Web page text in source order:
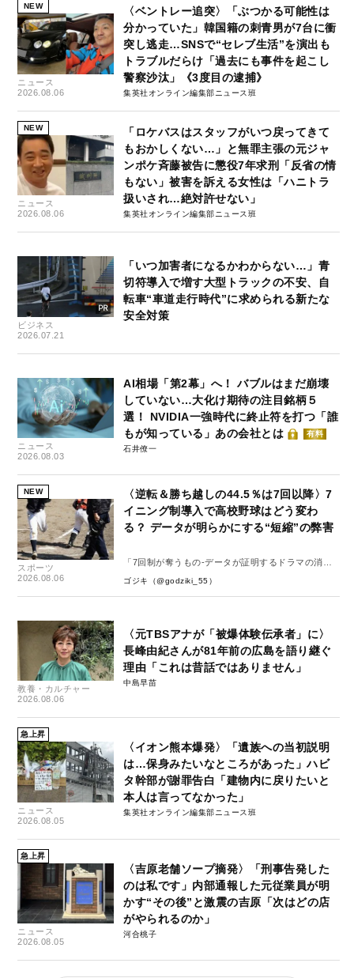
NEW
ニュース
2026.08.06
〈ベントレー追突〉「ぶつかる可能性は
分かっていた」韓国籍の刺青男が7台に衝
突し逃走…SNSで“セレブ生活”を演出も
トラブルだらけ「過去にも事件を起こし
警察沙汰」《3度目の逮捕》
集英社オンライン編集部ニュース班
NEW
ニュース
2026.08.06
「ロケバスはスタッフがいつ戻ってきて
もおかしくない…」と無罪主張の元ジャ
ンポケ斉藤被告に懲役7年求刑「反省の情
もない」被害を訴える女性は「ハニトラ
扱いされ…絶対許せない」
集英社オンライン編集部ニュース班
ビジネス
2026.07.21
「いつ加害者になるかわからない…」青
切符導入で増す大型トラックの不安、自
転車“車道走行時代”に求められる新たな
安全対策
ニュース
2026.08.03
AI相場「第2幕」へ！ バブルはまだ崩壊
していない…大化け期待の注目銘柄５
選！ NVIDIA一強時代に終止符を打つ「誰
もが知っている」あの会社とは
有料
石井僚一
NEW
スポーツ
2026.08.06
〈逆転＆勝ち越しの44.5％は7回以降〉7
イニング制導入で高校野球はどう変わ
る？ データが明らかにする“短縮”の弊害
「7回制が奪うもの-データが証明するドラマの消
失-」
ゴジキ（@godziki_55）
教養・カルチャー
2026.08.06
〈元TBSアナが「被爆体験伝承者」に〉
長峰由紀さんが81年前の広島を語り継ぐ
理由「これは昔話ではありません」
中島早苗
急上昇
ニュース
2026.08.05
〈イオン熊本爆発〉「遺族への当初説明
は…保身みたいなところがあった」ハビ
タ幹部が謝罪告白「建物内に戻りたいと
本人は言ってなかった」
集英社オンライン編集部ニュース班
急上昇
ニュース
2026.08.05
〈吉原老舗ソープ摘発〉「刑事告発した
のは私です」内部通報した元従業員が明
かす“その後”と激震の吉原「次はどの店
がやられるのか」
河合桃子